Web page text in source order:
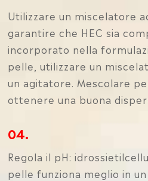
Utilizzare un miscelatore
garantire che HEC sia
incorporato nella
pelle, utilizzare un
un agitatore. Mescolare
ottenere una buona
04.
Regola il pH:
pelle funziona meglio in